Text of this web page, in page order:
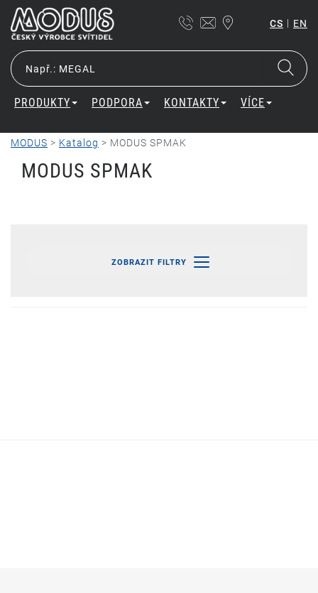
CS | EN
PRODUKTY PODPORA KONTAKTY VÍCE
MODUS > Katalog > MODUS SPMAK
MODUS SPMAK
ZOBRAZIT FILTRY